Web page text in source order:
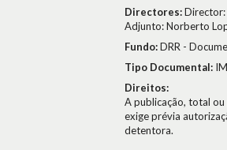
Directores:
Adjunto: Norberto
Fundo:DRR -
Tipo Documental:
Direitos:
A publicação, total
exige prévia
detentora.